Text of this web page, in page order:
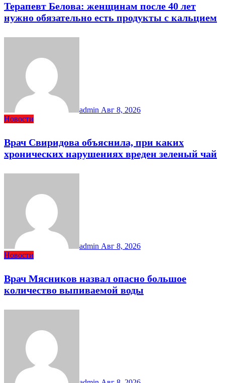
Терапевт Белова: женщинам после 40 лет
нужно обязательно есть продукты с кальцием
admin Авг 8, 2026
Новости
Врач Свиридова объяснила, при каких
хронических нарушениях вреден зеленый чай
admin Авг 8, 2026
Новости
Врач Мясников назвал опасно большое
количество выпиваемой воды